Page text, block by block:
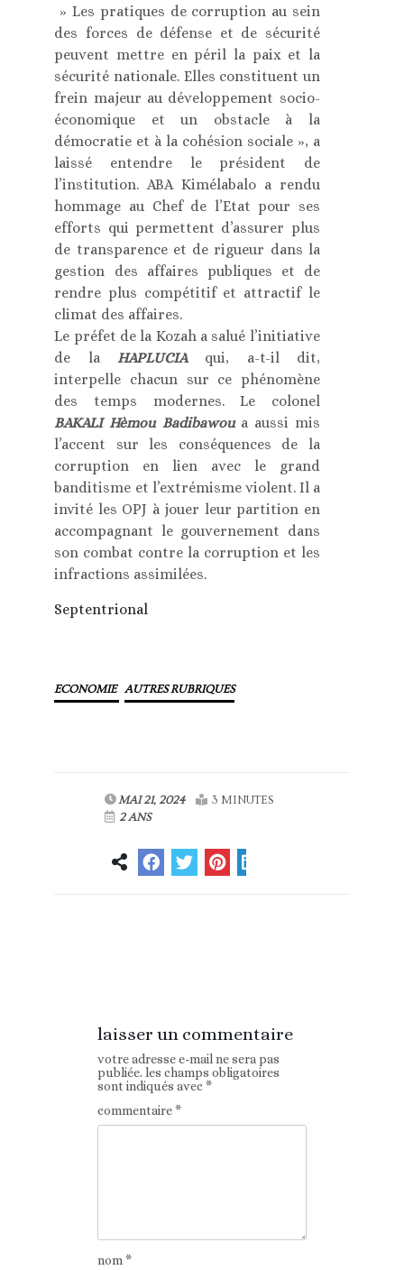
» Les pratiques de corruption au sein
des forces de défense et de sécurité
peuvent mettre en péril la paix et la
sécurité nationale. Elles constituent un
frein majeur au développement socio-
économique et un obstacle à la
démocratie et à la cohésion sociale », a
laissé entendre le président de
l’institution. ABA Kimélabalo a rendu
hommage au Chef de l’Etat pour ses
efforts qui permettent d’assurer plus
de transparence et de rigueur dans la
gestion des affaires publiques et de
rendre plus compétitif et attractif le
climat des affaires.
Le préfet de la Kozah a salué l’initiative
de laHAPLUCIAqui, a-t-il dit,
interpelle chacun sur ce phénomène
des temps modernes. Le colonel
BAKALI Hèmou Badibawoua aussi mis
l’accent sur les conséquences de la
corruption en lien avec le grand
banditisme et l’extrémisme violent. Il a
invité les OPJ à jouer leur partition en
accompagnant le gouvernement dans
son combat contre la corruption et les
infractions assimilées.
Septentrional
ECONOMIE AUTRES RUBRIQUES
MAI 21, 2024
3 MINUTES
2 ANS
laisser un commentaire
votre adresse e-mail ne sera pas
publiée. les champs obligatoires
sont indiqués avec*
commentaire*
nom*